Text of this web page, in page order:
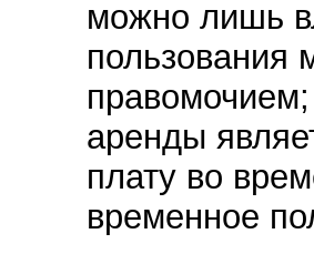
можно лишь
пользования
аренды
плату во
временное